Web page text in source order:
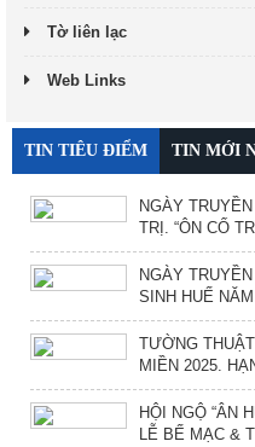
Tờ liên lạc
Web Links
TIN TIÊU ĐIỂM TIN MỚI
NGÀY
TRỊ. “ÔN CỐ
NGÀY
SINH HUẾ
TƯỜNG
MIỀN 2025.
HỘI NGỘ “ÂN
LỄ BẾ MẠC &